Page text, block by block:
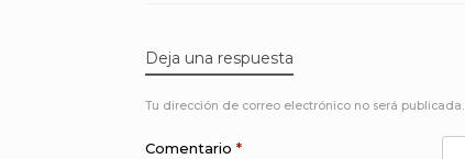
Deja una respuesta
Tu dirección de correo electrónico no será publicada.
Comentario *